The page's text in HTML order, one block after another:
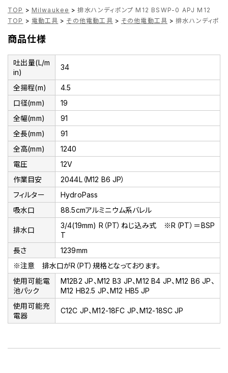
TOP > Milwaukee > 排水ハンディポンプ M12 BSWP-0 APJ M12
TOP > 電動工具 > その他電動工具 > その他電動工具 > 排水ハンディポ
商品仕様
吐出量(L/m
in)
34
全揚程(m)
4.5
口径(mm)
19
全幅(mm)
91
全長(mm)
91
全高(mm)
1240
電圧
12V
作業目安
2044L（M12 B6 JP）
フィルター
HydroPass
吸水口
88.5cmアルミニウム系バレル
排水口
3/4(19mm) R（PT）ねじ込み式 ※R（PT）＝BSP
T
長さ
1239mm
※注意 排水口がR（PT）規格となっております。
使用可能電
池パック
M12B2 JP、M12 B3 JP、M12 B4 JP、M12 B6 JP、
M12 HB2.5 JP、M12 HB5 JP
使用可能充
電器
C12C JP、M12-18FC JP、M12-18SC JP